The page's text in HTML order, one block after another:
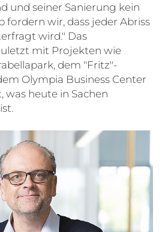
und seiner Sanierung kein
fordern wir, dass jeder Abriss
wird." Das
mit Projekten wie
dem "Fritz"-
Olympia Business Center
was heute in Sachen